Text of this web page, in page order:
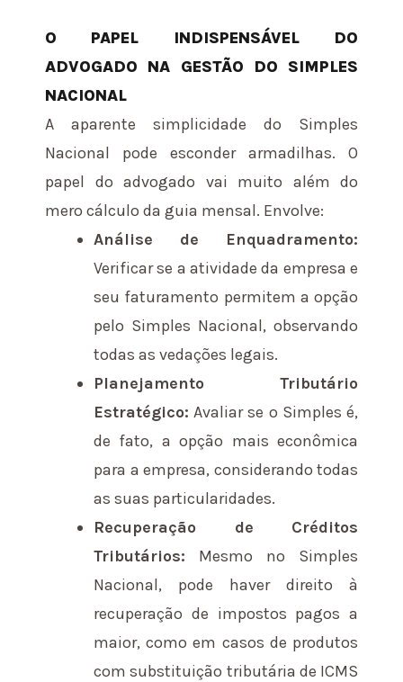
O PAPEL INDISPENSÁVEL DO
ADVOGADO NA GESTÃO DO SIMPLES
NACIONAL
A aparente simplicidade do Simples
Nacional pode esconder armadilhas. O
papel do advogado vai muito além do
mero cálculo da guia mensal. Envolve:
Análise de Enquadramento:
Verificar se a atividade da empresa e
seu faturamento permitem a opção
pelo Simples Nacional, observando
todas as vedações legais.
Planejamento Tributário
Estratégico: Avaliar se o Simples é,
de fato, a opção mais econômica
para a empresa, considerando todas
as suas particularidades.
Recuperação de Créditos
Tributários: Mesmo no Simples
Nacional, pode haver direito à
recuperação de impostos pagos a
maior, como em casos de produtos
com substituição tributária de ICMS